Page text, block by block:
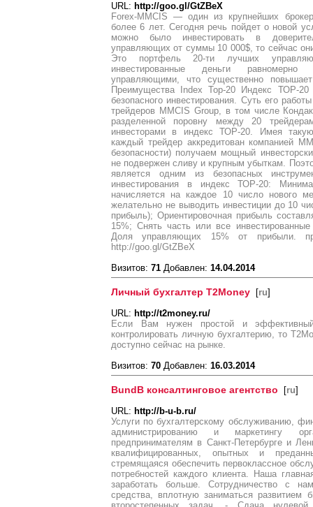
URL: http://goo.gl/GtZBeX
Forex-MMCIS — один из крупнейших
более 6 лет. Сегодня речь пойдет о новой
можно было инвестировать в
управляющих от суммы 10 000$, то сейчас
Это портфель 20-ти лучших
инвестированные деньги
управляющими, что существенно
Преимущества Index Top-20 Индекс ТОР-
безопасного инвестирования. Суть его
трейдеров MMCIS Group, в том числе
разделенной поровну между 20
инвесторами в индекс ТОР-20. Имея
каждый трейдер аккредитован компанией
безопасности) получаем мощный
не подвержен сливу и крупным убыткам.
является одним из безопасных
инвестирования в индекс ТОР-20:
начисляется на каждое 10 число нового
желательно не выводить инвестиции до 10
прибыль); Ориентировочная прибыль
15%; Снять часть или все
Доля управляющих 15% от прибыли.
http://goo.gl/GtZBeX
Визитов: 71 Добавлен: 14.04.2014
Личный бухгалтер T2Money [ru]
URL: http://t2money.ru/
Если Вам нужен простой и эффективный
контролировать личную бухгалтерию, то
доступно сейчас на рынке.
Визитов: 70 Добавлен: 16.03.2014
BundB консалтинговое агентство [ru]
URL: http://b-u-b.ru/
Услуги по бухгалтерскому обслуживанию,
администрированию и маркетингу
предпринимателям в Санкт-Петербурге и
квалифицированных, опытных и
стремящаяся обеспечить первоклассное
потребностей каждого клиента. Наша
заработать больше. Сотрудничество с
средства, вплотную заниматься развитием